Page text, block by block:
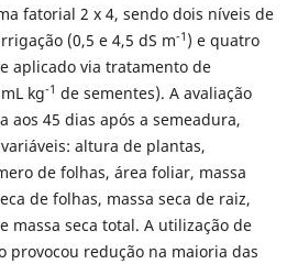
fatorial 2 x 4, sendo dois níveis de
(0,5 e 4,5 dS m-1 ) e quatro
aplicado via tratamento de
kg-1 de sementes). A avaliação
aos 45 dias após a semeadura,
altura de plantas,
de folhas, área foliar, massa
de folhas, massa seca de raiz,
massa seca total. A utilização de
provocou redução na maioria das